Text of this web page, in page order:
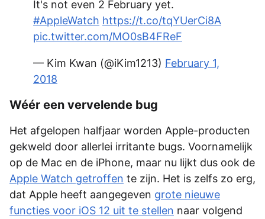
It's not even 2 February yet.
#AppleWatch https://t.co/tqYUerCi8A
pic.twitter.com/MO0sB4FReF
— Kim Kwan (@iKim1213) February 1,
2018
Wéér een vervelende bug
Het afgelopen halfjaar worden Apple-producten
gekweld door allerlei irritante bugs. Voornamelijk
op de Mac en de iPhone, maar nu lijkt dus ook de
Apple Watch getroffen te zijn. Het is zelfs zo erg,
dat Apple heeft aangegeven grote nieuwe
functies voor iOS 12 uit te stellen naar volgend